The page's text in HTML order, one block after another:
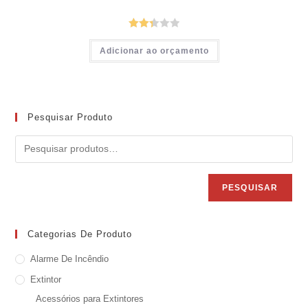
Avali
ação
Adicionar ao orçamento
Este
tem
na
Pesquisar Produto
PESQUISAR
Categorias De Produto
Alarme De Incêndio
Extintor
Acessórios para Extintores